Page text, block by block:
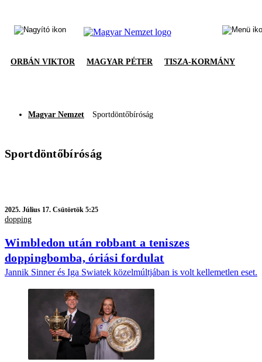
ORBÁN VIKTOR MAGYAR PÉTER TISZA-KORMÁNY
Magyar Nemzet Sportdöntőbíróság
Sportdöntőbíróság
2025. Július 17. Csütörtök 5:25
dopping
Wimbledon után robbant a teniszes
doppingbomba, óriási fordulat
Jannik Sinner és Iga Swiatek közelmúltjában is volt kellemetlen eset.